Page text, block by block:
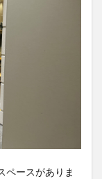
ペースがありま
ナー
市
舞台
麦
虹